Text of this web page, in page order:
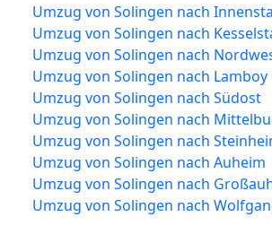
Umzug von Solingen nach
Umzug von Solingen nach
Umzug von Solingen nach
Umzug von Solingen nach Lamboy
Umzug von Solingen nach Südost
Umzug von Solingen nach
Umzug von Solingen nach
Umzug von Solingen nach Auheim
Umzug von Solingen nach
Umzug von Solingen nach